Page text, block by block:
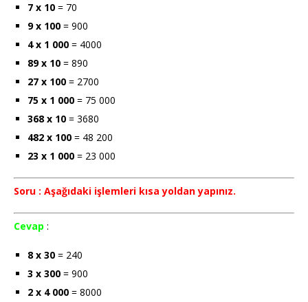
7 x 10 = 70
9 x 100 = 900
4 x 1 000 = 4000
89 x 10 = 890
27 x 100 = 2700
75 x 1 000 = 75 000
368 x 10 = 3680
482 x 100 = 48 200
23 x 1 000 = 23 000
Soru : Aşağıdaki işlemleri kısa yoldan yapınız.
Cevap :
8 x 30 = 240
3 x 300 = 900
2 x 4 000 = 8000